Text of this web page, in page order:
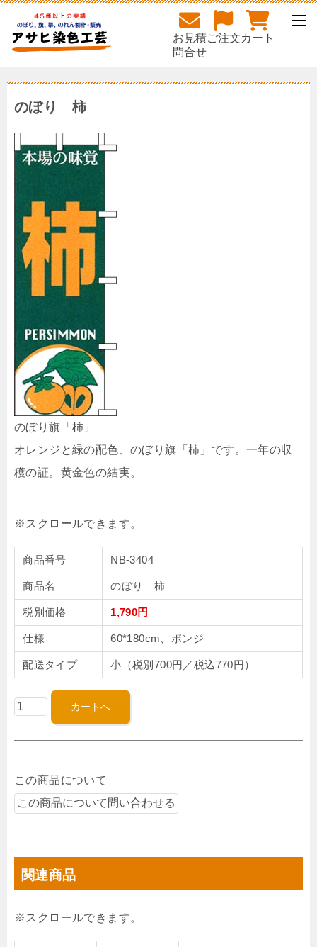
お見積
問合せ
ご注文カート
のぼり 柿
のぼり旗「柿」
オレンジと緑の配色、のぼり旗「柿」です。一年の収
穫の証。黄金色の結実。
商品番号 NB-3404
商品名 のぼり 柿
税別価格 1,790円
仕様 60*180cm、ポンジ
配送タイプ 小（税別700円／税込770円）
この商品について
関連商品